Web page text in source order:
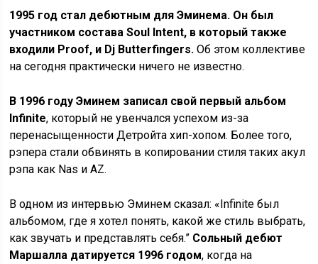
1995 год стал дебютным для Эминема. Он был
участником состава Soul Intent, в который также
входили Proof, и Dj Butterfingers. Об этом коллективе
на сегодня практически ничего не известно.
В 1996 году Эминем записал свой первый альбом
Infinite, который не увенчался успехом из-за
перенасыщенности Детройта хип-хопом. Более того,
рэпера стали обвинять в копировании стиля таких акул
рэпа как Nas и AZ.
В одном из интервью Эминем сказал: «Infinite был
альбомом, где я хотел понять, какой же стиль выбрать,
как звучать и представлять себя.” Сольный дебют
Маршалла датируется 1996 годом, когда на